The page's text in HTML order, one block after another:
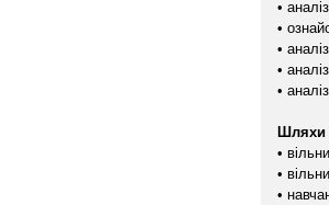
•
•
•
•
•
Шляхи
•
•
•